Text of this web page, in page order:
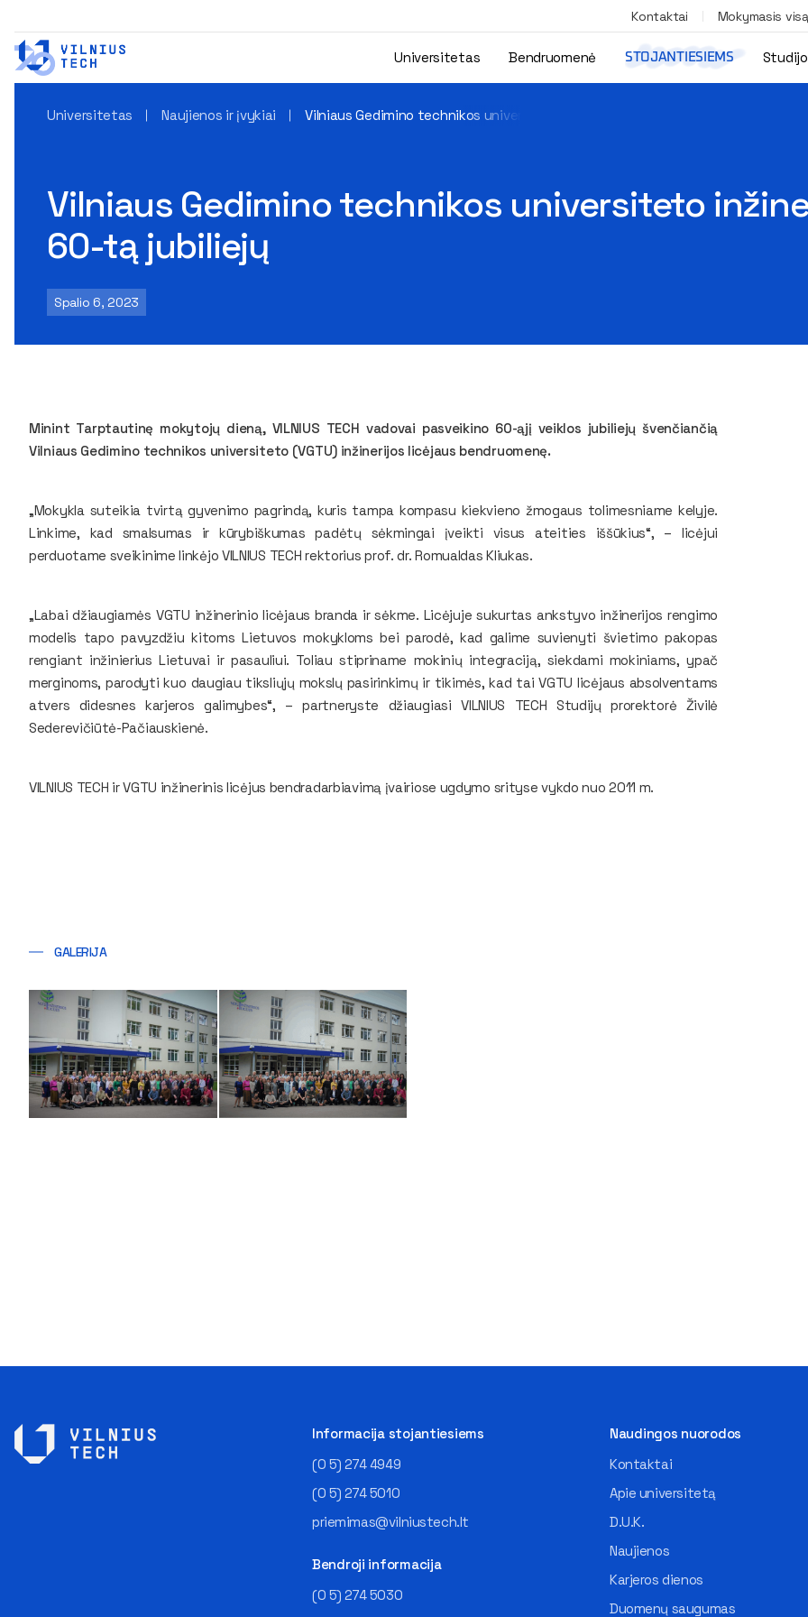
Kontaktai Mokymasis
Universitetas Bendruomenė STOJANTIESIEMS
Universitetas Naujienos ir įvykiai Vilniaus Gedimino technikos universiteto inžinerijos licėjus atšventė 60-tą
Vilniaus Gedimino technikos universiteto
60-tą jubiliejų
Spalio 6, 2023
Minint Tarptautinę mokytojų dieną, VILNIUS TECH vadovai pasveikino 60-ąjį veiklos jubiliejų švenčiančią
Vilniaus Gedimino technikos universiteto (VGTU) inžinerijos licėjaus bendruomenę.
„Mokykla suteikia tvirtą gyvenimo pagrindą, kuris tampa kompasu kiekvieno žmogaus tolimesniame kelyje.
Linkime, kad smalsumas ir kūrybiškumas padėtų sėkmingai įveikti visus ateities iššūkius“, – licėjui
perduotame sveikinime linkėjo VILNIUS TECH rektorius prof. dr. Romualdas Kliukas.
„Labai džiaugiamės VGTU inžinerinio licėjaus branda ir sėkme. Licėjuje sukurtas ankstyvo inžinerijos rengimo
modelis tapo pavyzdžiu kitoms Lietuvos mokykloms bei parodė, kad galime suvienyti švietimo pakopas
rengiant inžinierius Lietuvai ir pasauliui. Toliau stipriname mokinių integraciją, siekdami mokiniams, ypač
merginoms, parodyti kuo daugiau tiksliųjų mokslų pasirinkimų ir tikimės, kad tai VGTU licėjaus absolventams
atvers didesnes karjeros galimybes“, – partneryste džiaugiasi VILNIUS TECH Studijų prorektorė Živilė
Sederevičiūtė-Pačiauskienė.
VILNIUS TECH ir VGTU inžinerinis licėjus bendradarbiavimą įvairiose ugdymo srityse vykdo nuo 2011 m.
GALERIJA
Informacija stojantiesiems
(0 5) 274 4949
(0 5) 274 5010
priemimas@vilniustech.lt
Bendroji informacija
(0 5) 274 5030
Naudingos nuorodos
Kontaktai
Apie universitetą
D.U.K.
Naujienos
Karjeros dienos
Duomenų saugumas